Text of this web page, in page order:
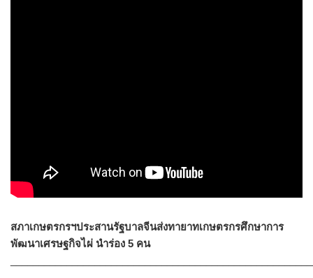
สภาเกษตรกรฯประสานรัฐบาลจีนส่งทายาทเกษตรกรศึกษาการ
พัฒนาเศรษฐกิจไผ่ นำร่อง 5 คน